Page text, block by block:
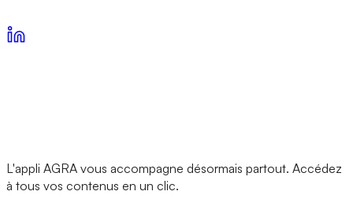
L'appli AGRA vous accompagne désormais partout. Accédez
à tous vos contenus en un clic.